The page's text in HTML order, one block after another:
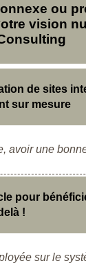
ou
vision
de sites
sur mesure
avoir une
pour
!
sur le